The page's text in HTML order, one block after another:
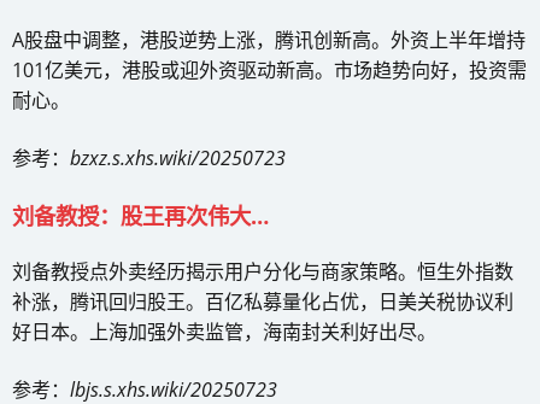
A股盘中调整，港股逆势上涨，腾讯创新高。外资上半年增持
101亿美元，港股或迎外资驱动新高。市场趋势向好，投资需
耐心。
参考： bzxz.s.xhs.wiki/20250723
刘备教授：股王再次伟大…
刘备教授点外卖经历揭示用户分化与商家策略。恒生外指数
补涨，腾讯回归股王。百亿私募量化占优，日美关税协议利
好日本。上海加强外卖监管，海南封关利好出尽。
参考： lbjs.s.xhs.wiki/20250723